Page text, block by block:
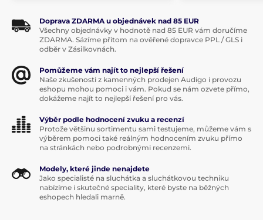
rušení (brum) od motoru gramofonu, pokud není
dobře odstíněn. Nehodí se proto ke gramofonům s
přímým náhonem.
Specifikace
Frekvenční rozsah:10 - 55.000 Hz
Typ:MI
Oddělení kanálů při 1KHz:35 dB
Výstup při 1KHz 5cm/s:5 mV
Doporučený přítlak: 1,5 g
Typ hrotu:E
Doprava ZDARMA u objednávek nad 85 EUR
Všechny objednávky v hodnotě nad 85 EUR vám doručíme
ZDARMA. Sázíme přitom na ověřené dopravce PPL / GLS i
odběr v Zásilkovnách.
Pomůžeme vám najít to nejlepší řešení
Naše zkušenosti z kamenných prodejen Audigo i provozu
eshopu mohou pomoci i vám. Pokud se nám ozvete přímo,
dokážeme najít to nejlepší řešení pro vás.
Výběr podle hodnocení zvuku a recenzí
Protože většinu sortimentu sami testujeme, můžeme vám s
výběrem pomoci také reálným hodnocením zvuku přímo
na stránkách nebo podrobnými recenzemi.
Modely, které jinde nenajdete
Jako specialisté na sluchátka a sluchátkovou techniku
nabízíme i skutečné speciality, které byste na běžných
eshopech hledali marně.